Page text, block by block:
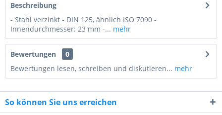
Beschreibung
- Stahl verzinkt - DIN 125, ähnlich ISO 7090 -
Innendurchmesser: 23 mm -... mehr
Bewertungen
0
Bewertungen lesen, schreiben und diskutieren... mehr
So können Sie uns erreichen